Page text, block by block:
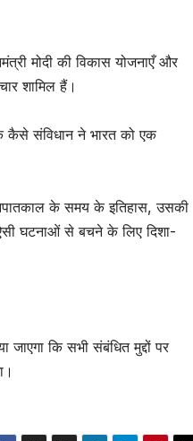
मोदी की विकास योजनाएँ और
शामिल हैं।
कैसे संविधान ने भारत को एक
आपातकाल के समय के इतिहास, उसकी
घटनाओं से बचने के लिए दिशा-
जाएगा कि सभी संबंधित मुद्दों पर